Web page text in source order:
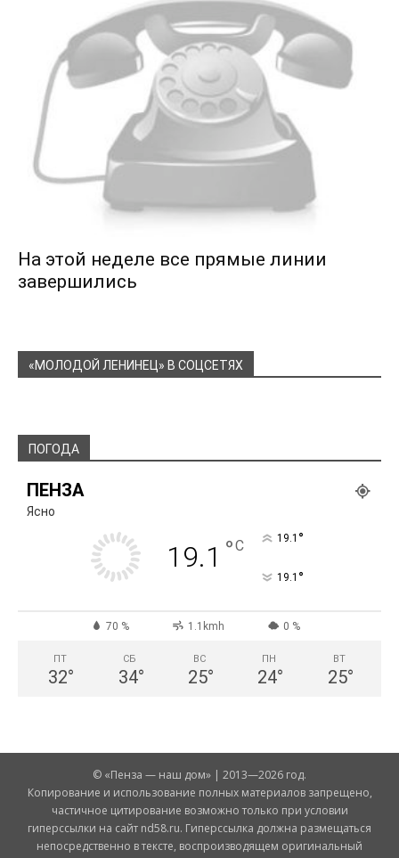
На этой неделе все прямые линии
завершились
«МОЛОДОЙ ЛЕНИНЕЦ» В СОЦСЕТЯХ
ПОГОДА
ПЕНЗА
Ясно
19.1 °C 19.1 °
19.1 °
70 % 1.1kmh 0 %
ПТ
32°
СБ
34°
ВС
25°
ПН
24°
ВТ
25°
© «Пенза — наш дом» | 2013—2026 год.
Копирование и использование полных материалов запрещено,
частичное цитирование возможно только при условии
гиперссылки на сайт nd58.ru. Гиперссылка должна размещаться
непосредственно в тексте, воспроизводящем оригинальный